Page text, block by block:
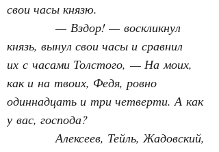
свои часы князю.
— Вздор! — воскликнул
князь, вынул свои часы и сравнил
их с часами Толстого, — На моих,
как и на твоих, Федя, ровно
одиннадцать и три четверти. А как
у вас, господа?
Алексеев, Тейль, Жадовский,